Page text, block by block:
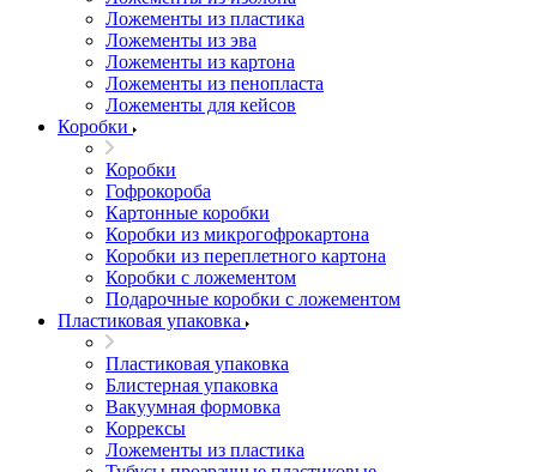
Ложементы из пластика
Ложементы из эва
Ложементы из картона
Ложементы из пенопласта
Ложементы для кейсов
Коробки
Коробки
Гофрокороба
Картонные коробки
Коробки из микрогофрокартона
Коробки из переплетного картона
Коробки с ложементом
Подарочные коробки с ложементом
Пластиковая упаковка
Пластиковая упаковка
Блистерная упаковка
Вакуумная формовка
Коррексы
Ложементы из пластика